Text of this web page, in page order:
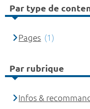
Par type de
Pages (1)
Par rubrique
Infos &